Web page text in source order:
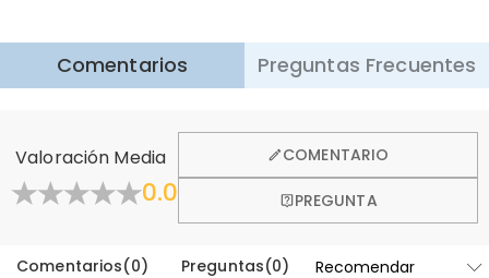
Saber más
por eso ofrecemos una política de devolución de 60 días.
Comentarios Preguntas Frecuentes
Valoración Media
0.0
COMENTARIO
PREGUNTA
Comentarios(0) Preguntas(0)